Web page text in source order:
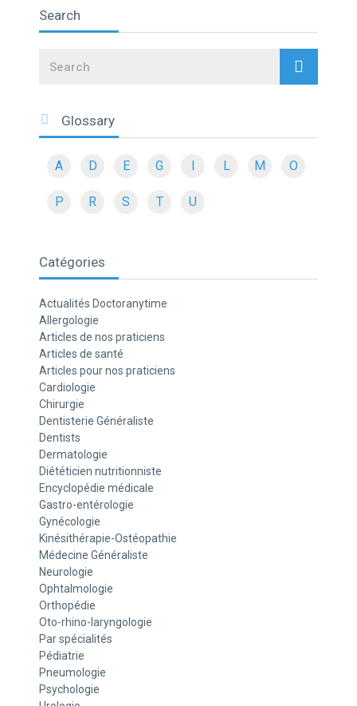
Search
Search
Glossary
A D E G L M O
P R S T U
Catégories
Actualités Doctoranytime
Allergologie
Articles de nos praticiens
Articles de santé
Articles pour nos praticiens
Cardiologie
Chirurgie
Dentisterie Généraliste
Dentists
Dermatologie
Diététicien nutritionniste
Encyclopédie médicale
Gastro-entérologie
Gynécologie
Kinésithérapie-Ostéopathie
Médecine Généraliste
Neurologie
Ophtalmologie
Orthopédie
Oto-rhino-laryngologie
Par spécialités
Pédiatrie
Pneumologie
Psychologie